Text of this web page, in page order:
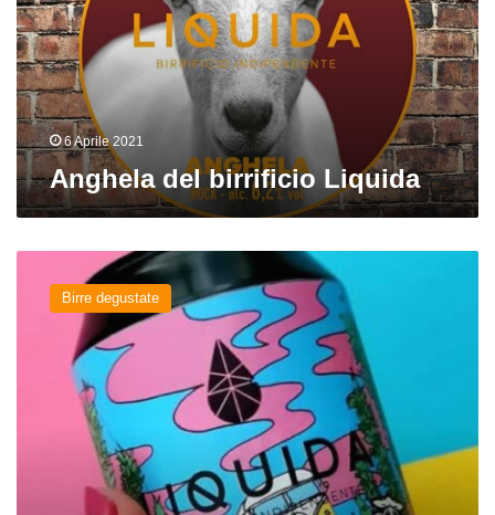
6 Aprile 2021
Anghela del birrificio Liquida
birrificio
Birre degustate